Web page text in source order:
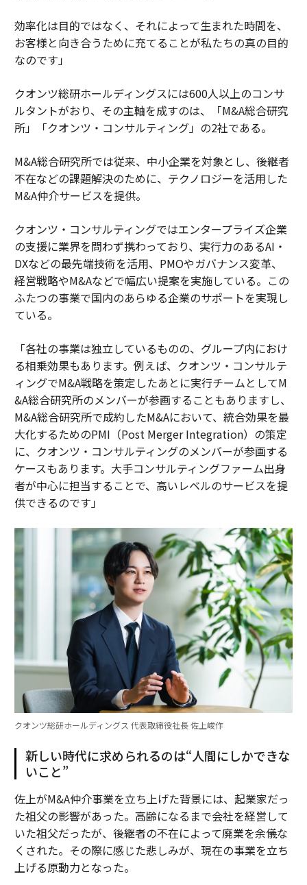
効率化は目的ではなく、それによって生まれた時間を、
お客様と向き合うために充てることが私たちの真の目的
なのです」
クオンツ総研ホールディングスには600人以上のコンサ
ルタントがおり、その主軸を成すのは、「M&A総合研究
所」「クオンツ・コンサルティング」の2社である。
M&A総合研究所では従来、中小企業を対象とし、後継者
不在などの課題解決のために、テクノロジーを活用した
M&A仲介サービスを提供。
クオンツ・コンサルティングではエンタープライズ企業
の支援に業界を問わず携わっており、実行力のあるAI・
DXなどの最先端技術を活用、PMOやガバナンス変革、
経営戦略やM&Aなどで幅広い提案を実施している。この
ふたつの事業で国内のあらゆる企業のサポートを実現し
ている。
「各社の事業は独立しているものの、グループ内におけ
る相乗効果もあります。例えば、クオンツ・コンサルテ
ィングでM&A戦略を策定したあとに実行チームとしてM
&A総合研究所のメンバーが参画することもありますし、
M&A総合研究所で成約したM&Aにおいて、統合効果を最
大化するためのPMI（Post Merger Integration）の策定
に、クオンツ・コンサルティングのメンバーが参画する
ケースもあります。大手コンサルティングファーム出身
者が中心に担当することで、高いレベルのサービスを提
供できるのです」
クオンツ総研ホールディングス 代表取締役社長 佐上峻作
新しい時代に求められるのは“人間にしかできな
いこと”
佐上がM&A仲介事業を立ち上げた背景には、起業家だっ
た祖父の影響があった。高齢になるまで会社を経営して
いた祖父だったが、後継者の不在によって廃業を余儀な
くされた。その際に感じた悲しみが、現在の事業を立ち
上げる原動力となった。